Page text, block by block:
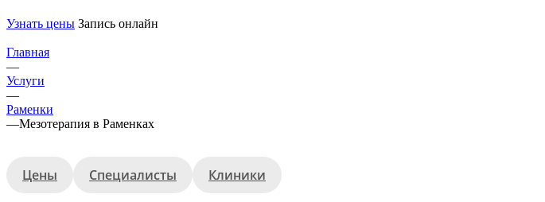
Узнать цены Запись онлайн
Главная
—
Услуги
—
Раменки
—Мезотерапия в Раменках
Цены Специалисты Клиники